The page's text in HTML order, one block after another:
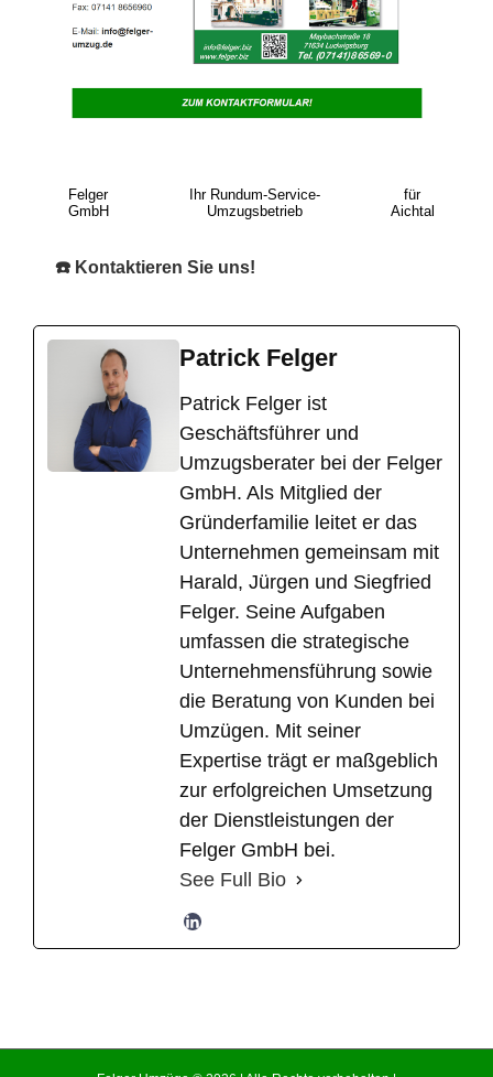
Felger
GmbH
Ihr Rundum-Service-
Umzugsbetrieb
für
Aichtal
☎️ Kontaktieren Sie uns!
Patrick Felger
​Patrick Felger ist
Geschäftsführer und
Umzugsberater bei der Felger
GmbH. Als Mitglied der
Gründerfamilie leitet er das
Unternehmen gemeinsam mit
Harald, Jürgen und Siegfried
Felger. Seine Aufgaben
umfassen die strategische
Unternehmensführung sowie
die Beratung von Kunden bei
Umzügen. Mit seiner
Expertise trägt er maßgeblich
zur erfolgreichen Umsetzung
der Dienstleistungen der
Felger GmbH bei.
See Full Bio